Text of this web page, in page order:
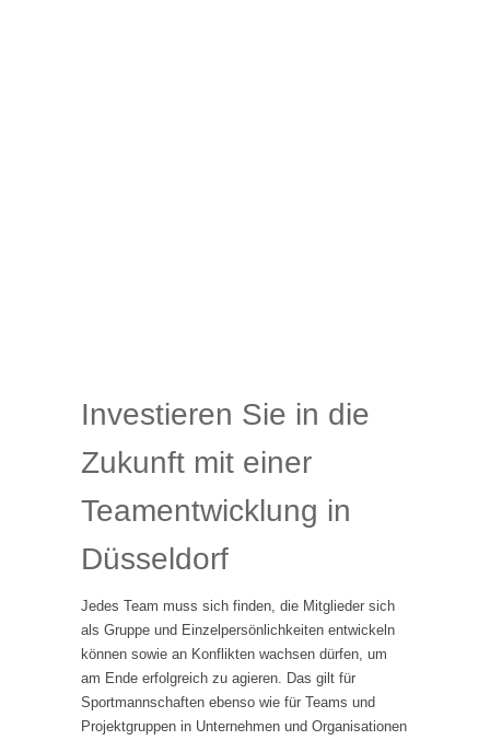
Investieren Sie in die
Zukunft mit einer
Teamentwicklung in
Düsseldorf
Jedes Team muss sich finden, die Mitglieder sich
als Gruppe und Einzelpersönlichkeiten entwickeln
können sowie an Konflikten wachsen dürfen, um
am Ende erfolgreich zu agieren. Das gilt für
Sportmannschaften ebenso wie für Teams und
Projektgruppen in Unternehmen und Organisationen